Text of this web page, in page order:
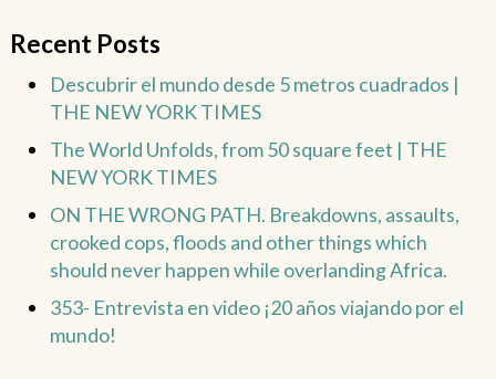
Recent Posts
Descubrir el mundo desde 5 metros cuadrados |
THE NEW YORK TIMES
The World Unfolds, from 50 square feet | THE
NEW YORK TIMES
ON THE WRONG PATH. Breakdowns, assaults,
crooked cops, floods and other things which
should never happen while overlanding Africa.
353- Entrevista en video ¡20 años viajando por el
mundo!